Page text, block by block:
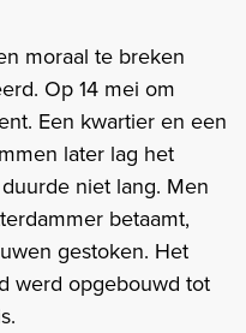
moraal te breken
Op 14 mei om
Een kwartier en een
later lag het
niet lang. Men
betaamt,
gestoken. Het
werd opgebouwd tot